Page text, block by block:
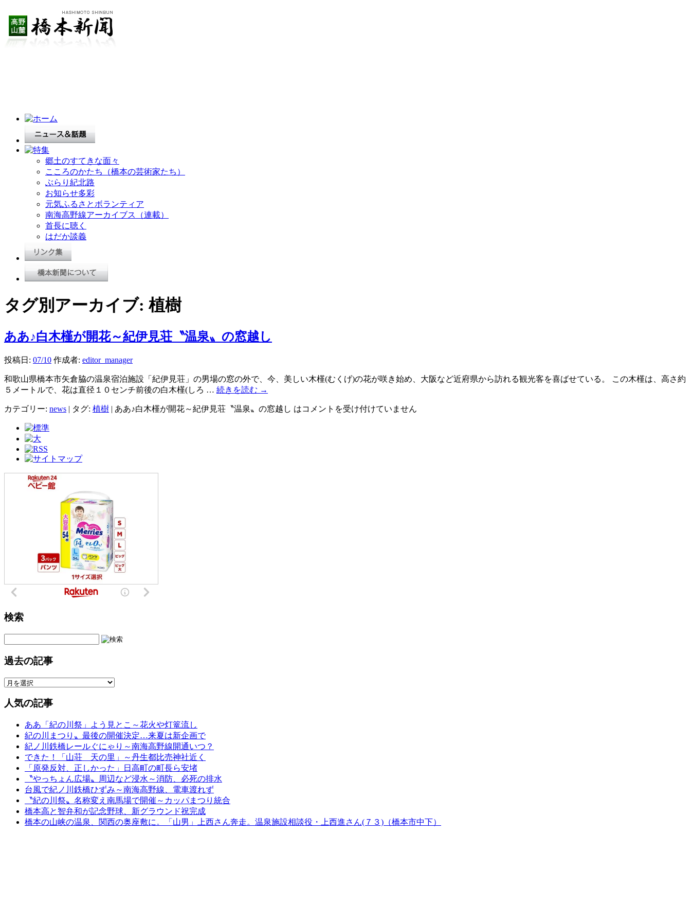
郷土のすてきな面々
こころのかたち（橋本の芸術家たち）
ぶらり紀北路
お知らせ多彩
元気ふるさとボランティア
南海高野線アーカイブス（連載）
首長に聴く
はだか談義
タグ別アーカイブ:植樹
ああ♪白木槿が開花～紀伊見荘〝温泉〟の窓越し
投稿日: 07/10 作成者: editor_manager
和歌山県橋本市矢倉脇の温泉宿泊施設「紀伊見荘」の男場の窓の外で、今、美しい木槿(むくげ)の花が咲き始め、大阪など近府県から訪れる観光客を喜ばせている。 この木槿は、高さ約
５メートルで、花は直径１０センチ前後の白木槿(しろ … 続きを読む →
カテゴリー: news | タグ: 植樹 | ああ♪白木槿が開花～紀伊見荘〝温泉〟の窓越し はコメントを受け付けていません
検索
過去の記事
人気の記事
ああ「紀の川祭」よう見とこ～花火や灯篭流し
紀の川まつり〟最後の開催決定…来夏は新企画で
紀ノ川鉄橋レールぐにゃり～南海高野線開通いつ？
できた！「山荘 天の里」～丹生都比売神社近く
「原発反対、正しかった」日高町の町長ら安堵
〝やっちょん広場〟周辺など浸水～消防、必死の排水
台風で紀ノ川鉄橋ひずみ～南海高野線、電車渡れず
〝紀の川祭〟名称変え南馬場で開催～カッパまつり統合
橋本高と智弁和が記念野球、新グラウンド祝完成
橋本の山峡の温泉、関西の奥座敷に。「山男」上西さん奔走。温泉施設相談役・上西進さん(７３)（橋本市中下）